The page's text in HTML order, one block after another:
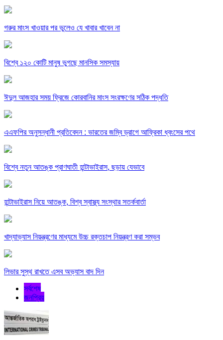
গরুর মাংস খাওয়ার পর ভুলেও যে খাবার খাবেন না
বিশ্বে ১২০ কোটি মানুষ ভুগছে মানসিক সমস্যায়
ঈদুল আজহার সময় ফ্রিজে কোরবানির মাংস সংরক্ষণের সঠিক পদ্ধতি
এএফপির অনুসন্ধানী প্রতিবেদন : ভারতের জম্বি ড্রাগে আফ্রিকা ধ্বংসের পথে
বিশ্বে নতুন আতঙ্ক প্রাণঘাতী হান্টাভাইরাস, ছড়ায় যেভাবে
হান্টাভাইরাস নিয়ে আতঙ্ক, বিশ্ব স্বাস্থ্য সংস্থার সতর্কবার্তা
খাদ্যাভ্যাস নিয়ন্ত্রণের মাধ্যমে উচ্চ রক্তচাপ নিয়ন্ত্রণ করা সম্ভব
লিভার সুস্থ রাখতে এসব অভ্যাস বাদ দিন
সর্বশেষ
জনপ্রিয়